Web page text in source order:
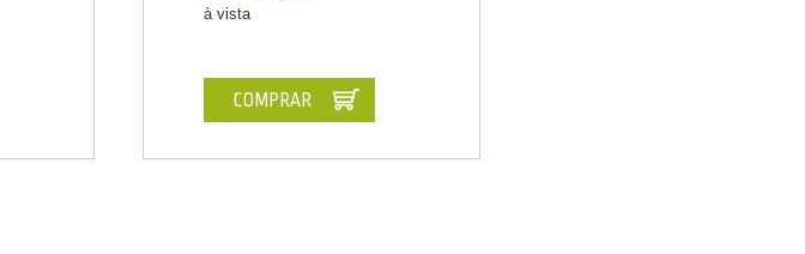
à vista
COMPRAR